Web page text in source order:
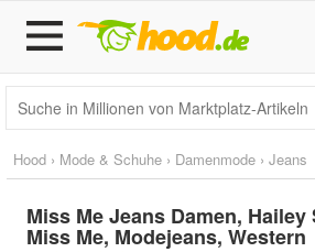
Hood › Mode & Schuhe › Damenmode › Jeans
Miss Me Jeans Damen, Hailey
Miss Me, Modejeans, Western